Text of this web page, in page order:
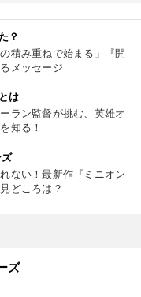
？
積み重ねで始まる」『開
メッセージ
は
ラン監督が挑む、英雄オ
知る！
ない！最新作『ミニオン
どころは？
ズ